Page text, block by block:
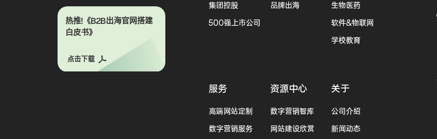
热推!《B2B出海官网搭建
白皮书》
点击下载
集团控股
品牌出海
500强上市公司
生物医药
软件&物联网
学校教育
服务
高端网站定制
数字营销服务
资源中心
数字营销智库
网站建设欣赏
关于
公司介绍
新闻动态